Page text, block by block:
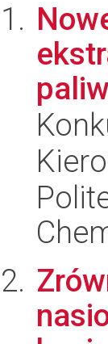
paliw